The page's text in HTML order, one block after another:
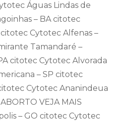
Águas Lindas de
– BA citotec
Cytotec Alfenas –
Tamandaré –
citotec Cytotec Alvorada
– SP citotec
Cytotec Ananindeua
VEJA MAIS
– GO citotec Cytotec